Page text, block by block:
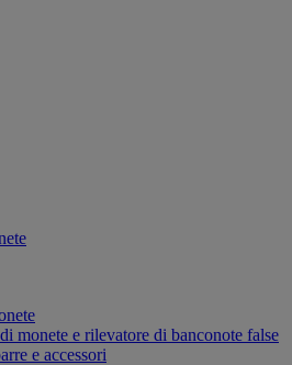
monete e rilevatore di banconote false
e accessori